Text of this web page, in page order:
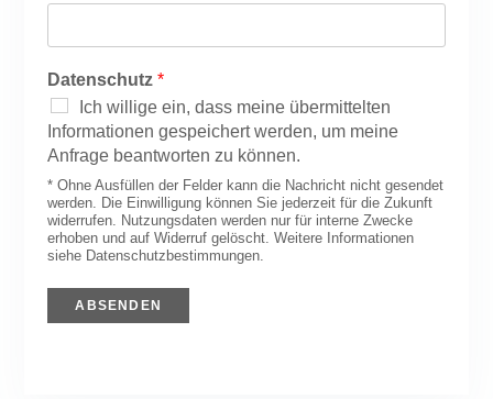
m
a
Datenschutz*
Ich willige ein, dass meine übermittelten
Informationen gespeichert werden, um meine
Anfrage beantworten zu können.
* Ohne Ausfüllen der Felder kann die Nachricht nicht gesendet
werden. Die Einwilligung können Sie jederzeit für die Zukunft
widerrufen. Nutzungsdaten werden nur für interne Zwecke
erhoben und auf Widerruf gelöscht. Weitere Informationen
siehe Datenschutzbestimmungen.
ABSENDEN